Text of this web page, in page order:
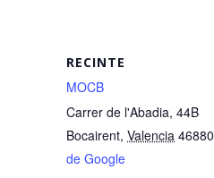
RECINTE
MOCB
Carrer de l'Abadia, 44B
Bocairent, Valencia 46880
de Google